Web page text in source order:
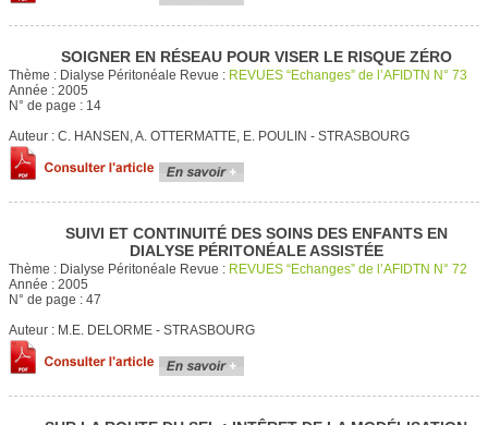
SOIGNER EN RÉSEAU POUR VISER LE RISQUE ZÉRO
Thème : Dialyse Péritonéale Revue : REVUES “Echanges” de l’AFIDTN N° 73
Année : 2005
N° de page : 14
Auteur : C. HANSEN, A. OTTERMATTE, E. POULIN - STRASBOURG
SUIVI ET CONTINUITÉ DES SOINS DES ENFANTS EN
DIALYSE PÉRITONÉALE ASSISTÉE
Thème : Dialyse Péritonéale Revue : REVUES “Echanges” de l’AFIDTN N° 72
Année : 2005
N° de page : 47
Auteur : M.E. DELORME - STRASBOURG